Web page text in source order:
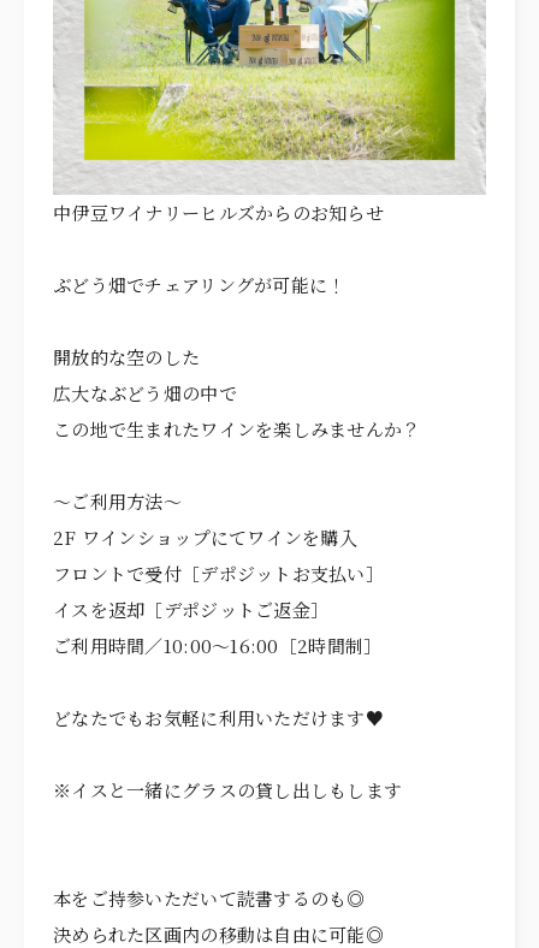
プライバシーポリシー
サイトマップ
中伊豆ワイナリーヒルズからのお知らせ
ぶどう畑でチェアリングが可能に！
開放的な空のした
広大なぶどう畑の中で
この地で生まれたワインを楽しみませんか？
～ご利用方法〜
2F ワインショップにてワインを購入
フロントで受付［デポジットお支払い］
イスを返却［デポジットご返金］
ご利用時間／10:00～16:00［2時間制］
どなたでもお気軽に利用いただけます♥
※イスと一緒にグラスの貸し出しもします
本をご持参いただいて読書するのも◎
決められた区画内の移動は自由に可能◎